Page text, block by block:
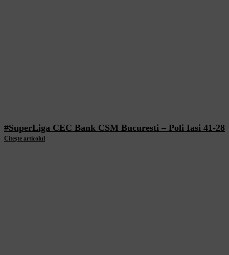
#SuperLiga CEC Bank CSM Bucuresti – Poli Iasi 41-28
Citește articolul